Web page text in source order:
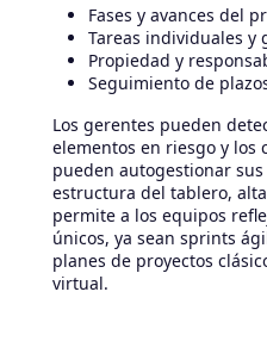
Fases y avances del
Tareas individuales y
Propiedad y
Seguimiento de
Los gerentes pueden
elementos en riesgo y los
pueden autogestionar
estructura del tablero,
permite a los equipos
únicos, ya sean sprints
planes de proyectos
virtual.